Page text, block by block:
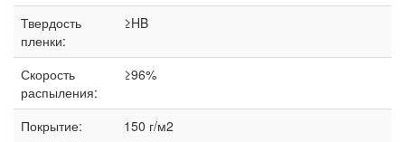
Твердость
пленки:
≥HB
Скорость
распыления:
≥96%
Покрытие: 150 г/м2